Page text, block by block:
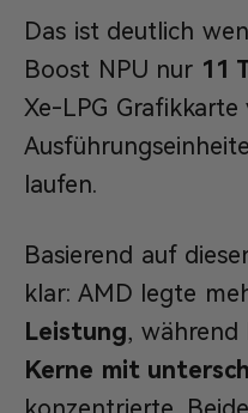
Das ist deutlich
Boost NPU nur 11
Xe-LPG
laufen.
Basierend auf
klar: AMD legte
Leistung, während
Kerne mit